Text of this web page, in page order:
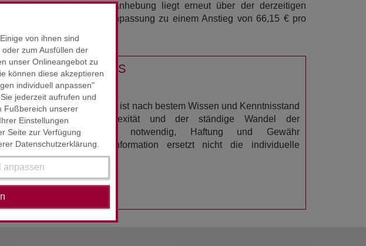
von ihnen sind
zum Ausfüllen der
unser Onlineangebot zu
können diese akzeptieren
individuell anpassen"
jederzeit aufrufen und
Fußbereich unserer
Einstellungen
Seite zur Verfügung
Datenschutzerklärung.
anpassen
Jahres. Die Anhebung liegt erneut über der derzeitigen
führt die Rentenanpassung zu einem Anstieg von 66,15 € pro
: MAI / JUNI 2025
Inhalt der Steuerinformation ist nach bestem Wissen und Kenntnisstand
worden. Die Komplexität und der ständige Wandel der
machen es notwendig, Haftung und Gewähr
Die Steuerinformation ersetzt nicht die individuelle